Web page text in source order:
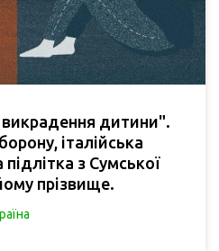
викрадення дитини".
італійська
з Сумської
прізвище.